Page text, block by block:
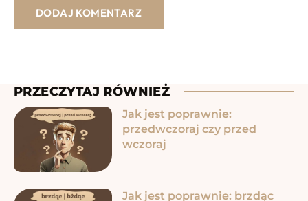
PRZECZYTAJ RÓWNIEŻ
Jak jest poprawnie:
przedwczoraj czy przed
wczoraj
Jak jest poprawnie: brzdąc